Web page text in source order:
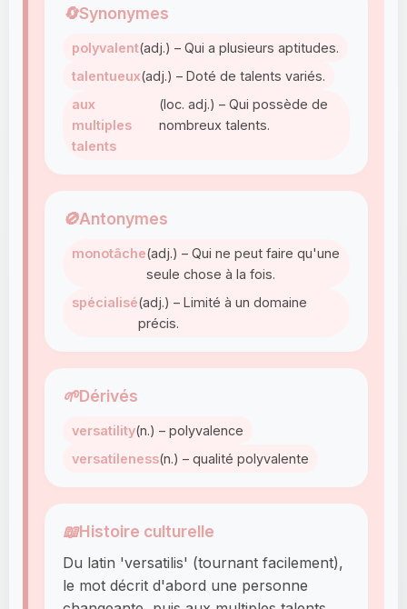
🔄Synonymes
polyvalent(adj.) – Qui a plusieurs aptitudes.
talentueux(adj.) – Doté de talents variés.
aux
multiples
talents
(loc. adj.) – Qui possède de
nombreux talents.
🚫Antonymes
monotâche(adj.) – Qui ne peut faire qu'une
seule chose à la fois.
spécialisé(adj.) – Limité à un domaine
précis.
🌱Dérivés
versatility(n.) – polyvalence
versatileness(n.) – qualité polyvalente
📖Histoire culturelle
Du latin 'versatilis' (tournant facilement),
le mot décrit d'abord une personne